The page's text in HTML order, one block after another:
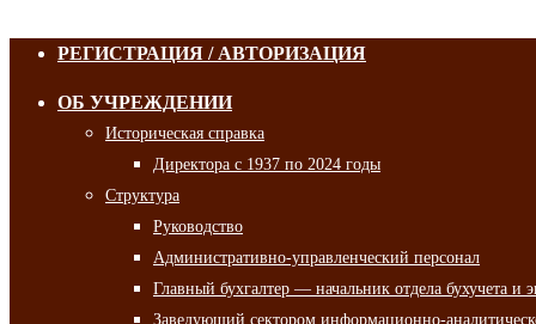
РЕГИСТРАЦИЯ / АВТОРИЗАЦИЯ
ОБ УЧРЕЖДЕНИИ
Историческая справка
Директора с 1937 по 2024 годы
Структура
Руководство
Административно-управленческий персонал
Главный бухгалтер — начальник отдела бухучета и
Заведующий сектором информационно-